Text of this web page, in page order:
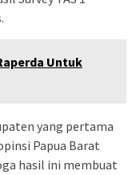
Untuk
yang pertama
Papua Barat
hasil ini membuat